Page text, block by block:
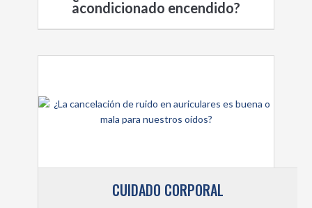
acondicionado encendido?
CUIDADO CORPORAL